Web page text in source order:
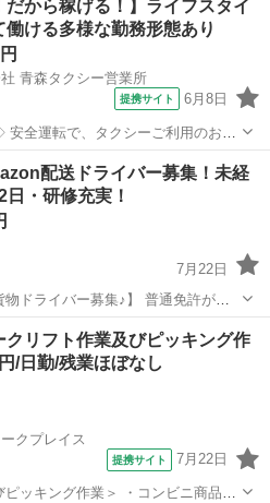
だから稼げる！】ライフスタイ
働ける多様な勤務形態あり
青森タクシー営業所
提携サイト 6月8日
全運転で、タクシーご利用のお客
仕事です。 お客様が気持ちよく乗
しょう。 【Q】 他にはど
配送ドライバー募集！未経
・研修充実！
7月22日
ドライバー募集♪】 普通免許があ
齢・性別・学歴・職歴不問☆彡 大
！軽量荷物の配達が中心なので
Amazon
クリフト作業及びピッキング作
/日勤/残業ほぼなし
クプレイス
提携サイト 7月22日
ッキング作業＞ ・コンビニ商品の